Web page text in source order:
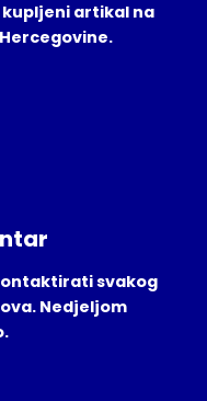
artikal na
svakog
Nedjeljom